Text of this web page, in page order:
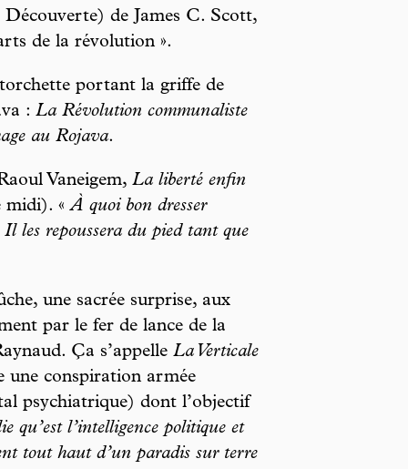
de James C. Scott,
de la révolution ».
portant la griffe de
: La Révolution communaliste
au Rojava.
Vaneigem, La liberté enfin
midi). «À quoi bon dresser
les repoussera du pied tant que
une sacrée surprise, aux
par le fer de lance de la
Ça s’appelle La Verticale
une conspiration armée
psychiatrique) dont l’objectif
qu’est l’intelligence politique et
tout haut d’un paradis sur terre